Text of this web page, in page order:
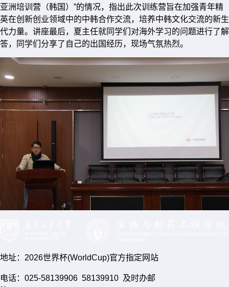
亚洲培训营（韩国）”的情况，指出此次训练营旨在加强青年精
英在创新创业领域中的中韩合作交流，培养中韩文化交流的新生
代力量。讲座最后，夏主任就同学们对海外学习的问题进行了解
答，同学们分享了自己的出国经历，现场气氛热烈。
地址：2026世界杯(WorldCup)官方指定网站
电话：025-58139906 58139910 及时办邮